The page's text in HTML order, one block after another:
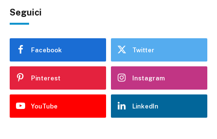
Seguici
Facebook Twitter
Pinterest Instagram
YouTube LinkedIn